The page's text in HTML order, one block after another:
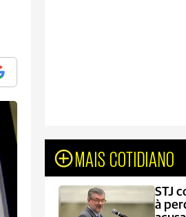
MAIS COTIDIANO
STJ
à